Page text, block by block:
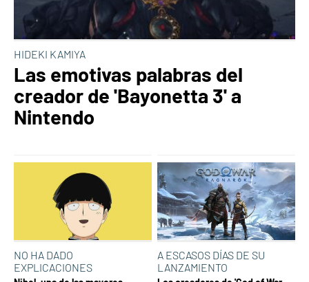
HIDEKI KAMIYA
Las emotivas palabras del
creador de 'Bayonetta 3' a
Nintendo
NO HA DADO
EXPLICACIONES
A ESCASOS DÍAS DE SU
LANZAMIENTO